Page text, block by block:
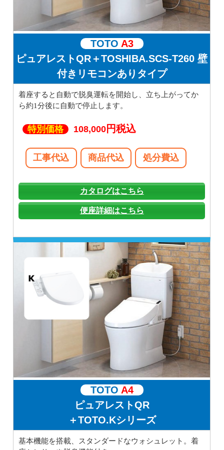
TOTO A3
ピュアレストQR＋TOSHIBA.SCS-T260 壁
付きリモコンありタイプ
着座すると自動で脱臭運転を開始し、立ち上がってか
ら約1分後に自動で停止します。
特別価格 108,000 円税込
工事代込 商品代込 処分費込
カタログはこちら
便座詳細はこちら
TOTO A4
ピュアレストQR
＋TOTO.Kシリーズ
基本機能を搭載、スタンダードなウォシュレット。着